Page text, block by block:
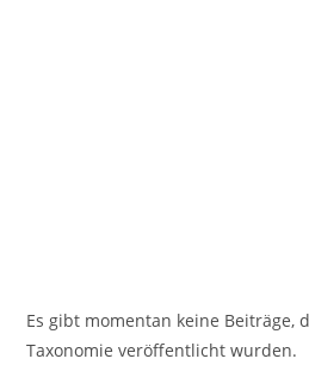
Es gibt momentan keine Beiträge,
Taxonomie veröffentlicht wurden.